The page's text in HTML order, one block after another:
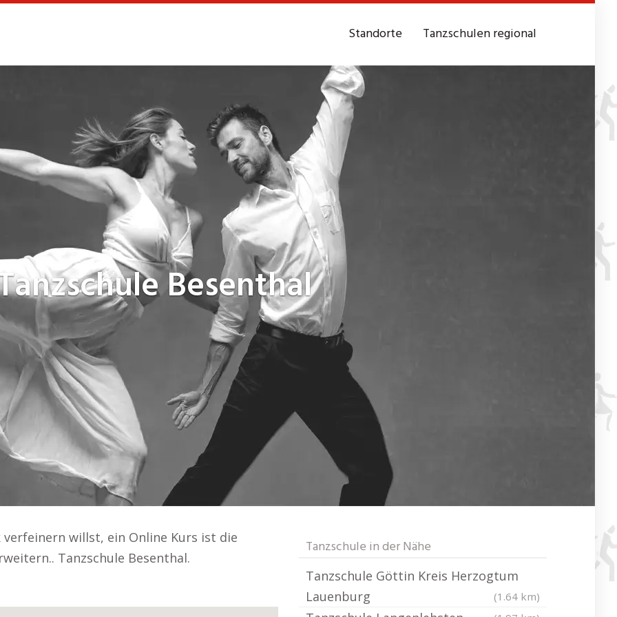
Standorte Tanzschulen regional
Besenthal
willst, ein Online Kurs ist die
Tanzschule Besenthal.
Tanzschule in der Nähe
Tanzschule Göttin Kreis Herzogtum
Lauenburg
(1.64 km)